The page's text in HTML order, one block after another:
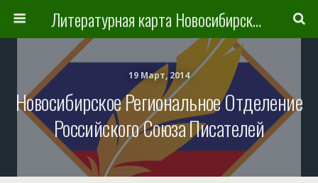
Литературная карта Новосибирска и Новосибирской области
19 Март, 2014
Новосибирское Региональное Отделение
Российского Союза Писателей